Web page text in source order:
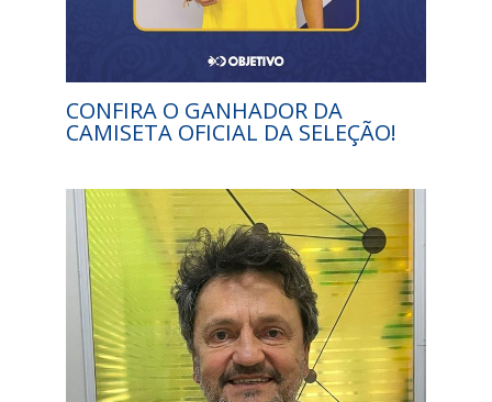
CONFIRA O GANHADOR DA
CAMISETA OFICIAL DA SELEÇÃO!